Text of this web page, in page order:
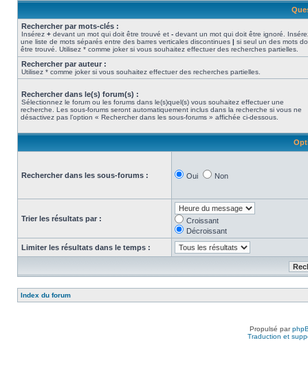
Rechercher par mots-clés :
Insérez + devant un mot qui doit être trouvé et - devant un mot qui doit être ignoré.
une liste de mots séparés entre des barres verticales discontinues | si seul un des mots
être trouvé. Utilisez * comme joker si vous souhaitez effectuer des recherches partielles.
Rechercher par auteur :
Utilisez * comme joker si vous souhaitez effectuer des recherches partielles.
Rechercher dans le(s) forum(s) :
Sélectionnez le forum ou les forums dans le(s)quel(s) vous souhaitez effectuer une
recherche. Les sous-forums seront automatiquement inclus dans la recherche si vous ne
désactivez pas l’option « Rechercher dans les sous-forums » affichée ci-dessous.
Rechercher dans les sous-forums : Oui Non
Trier les résultats par :
Croissant
Décroissant
Limiter les résultats dans le temps :
Index du forum
Propulsé par
Traduction et